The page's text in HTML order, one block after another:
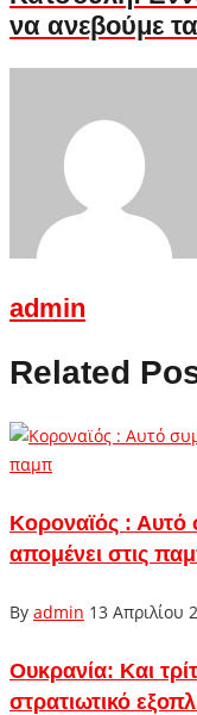
να ανεβούμε
admin
Related
Κοροναϊός : Αυτό
απομένει στις
By admin 13 Απριλίου
Ουκρανία: Και
στρατιωτικό